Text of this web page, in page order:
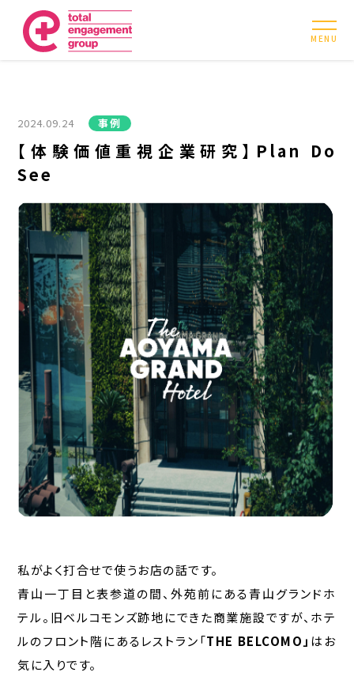
MENU
2024.09.24 事例
【体験価値重視企業研究】Plan Do
See
私がよく打合せで使うお店の話です。
青山一丁目と表参道の間、外苑前にある青山グランドホ
テル。旧ベルコモンズ跡地にできた商業施設ですが、ホテ
ルのフロント階にあるレストラン「THE BELCOMO」 はお
気に入りです。